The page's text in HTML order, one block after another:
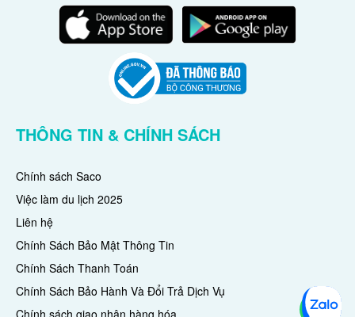
THÔNG TIN & CHÍNH SÁCH
Chính sách Saco
Việc làm du lịch 2025
Liên hệ
Chính Sách Bảo Mật Thông Tin
Chính Sách Thanh Toán
Chính Sách Bảo Hành Và Đổi Trả Dịch Vụ